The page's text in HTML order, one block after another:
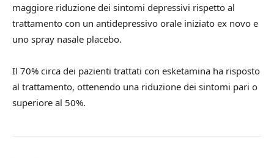
maggiore riduzione dei sintomi depressivi rispetto al
trattamento con un antidepressivo orale iniziato ex novo e
uno spray nasale placebo.
Il 70% circa dei pazienti trattati con esketamina ha risposto
al trattamento, ottenendo una riduzione dei sintomi pari o
superiore al 50%.